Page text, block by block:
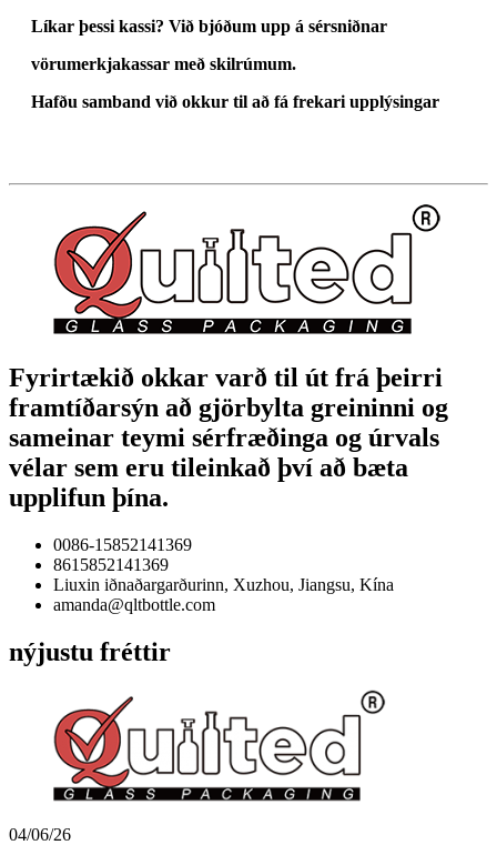
Líkar þessi kassi? Við bjóðum upp á sérsniðnar
vörumerkjakassar með skilrúmum.
Hafðu samband við okkur til að fá frekari upplýsingar
Fyrirtækið okkar varð til út frá þeirri
framtíðarsýn að gjörbylta greininni og
sameinar teymi sérfræðinga og úrvals
vélar sem eru tileinkað því að bæta
upplifun þína.
0086-15852141369
8615852141369
Liuxin iðnaðargarðurinn, Xuzhou, Jiangsu, Kína
amanda@qltbottle.com
nýjustu fréttir
04/06/26